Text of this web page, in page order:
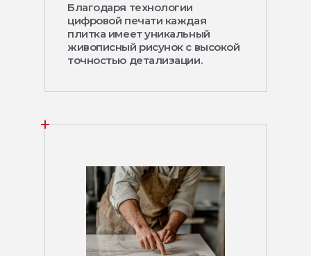
Благодаря технологии
цифровой печати каждая
плитка имеет уникальный
живописный рисунок с высокой
точностью детализации.